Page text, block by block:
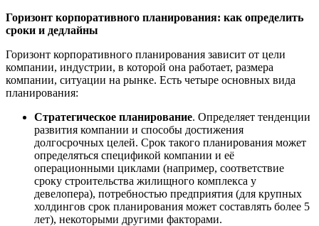
Горизонт корпоративного планирования: как определить
сроки и дедлайны
Горизонт корпоративного планирования зависит от цели
компании, индустрии, в которой она работает, размера
компании, ситуации на рынке. Есть четыре основных вида
планирования:
Стратегическое планирование. Определяет тенденции
развития компании и способы достижения
долгосрочных целей. Срок такого планирования может
определяться спецификой компании и её
операционными циклами (например, соответствие
сроку строительства жилищного комплекса у
девелопера), потребностью предприятия (для крупных
холдингов срок планирования может составлять более 5
лет), некоторыми другими факторами.